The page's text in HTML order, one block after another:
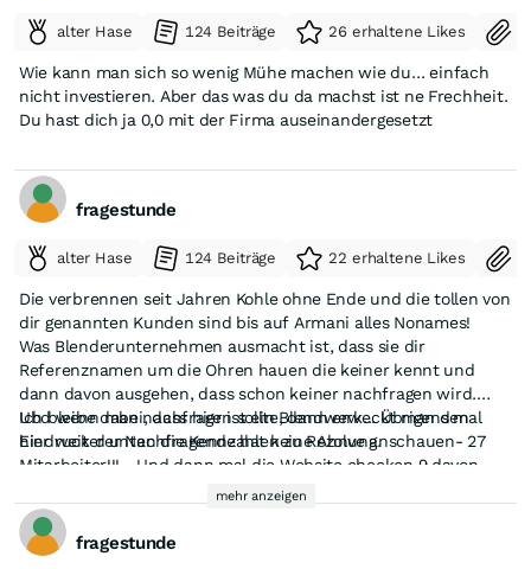
alter Hase 124 Beiträge 26 erhaltene Likes
Wie kann man sich so wenig Mühe machen wie du… einfach
nicht investieren. Aber das was du da machst ist ne Frechheit.
Du hast dich ja 0,0 mit der Firma auseinandergesetzt
fragestunde
alter Hase 124 Beiträge 22 erhaltene Likes
Die verbrennen seit Jahren Kohle ohne Ende und die tollen von
dir genannten Kunden sind bis auf Armani alles Nonames!
Was Blenderunternehmen ausmacht ist, dass sie dir
Referenznamen um die Ohren hauen die keiner kennt und
dann davon ausgehen, dass schon keiner nachfragen wird.
Ubd wenn man nachfragen sollte, dann erweckt man den
Eindruck der Nachfragende hat keine Ahnung.
Ich bleibe dabei, dass hier ist ein Blendwerk... Übrigens mal
hier weiter unten die Kennzahlen zu Rezolve anschauen- 27
Mitarbeiter!!! - Und dann mal die Website checken 9 davon
mehr anzeigen
fragestunde